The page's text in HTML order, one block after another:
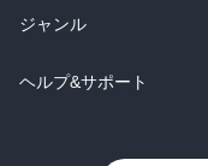
BL・TL
雑誌・グラビア
BL・TL
ラノベ
雑誌・グラビア
総合
ラノベ
ジャンル
コミック
ヘルプ&サポート